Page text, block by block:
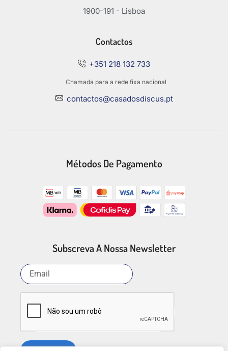
1900-191 - Lisboa
Contactos
+351 218 132 733
Chamada para a rede fixa nacional
contactos@casadosdiscus.pt
Métodos De Pagamento
Subscreva A Nossa Newsletter